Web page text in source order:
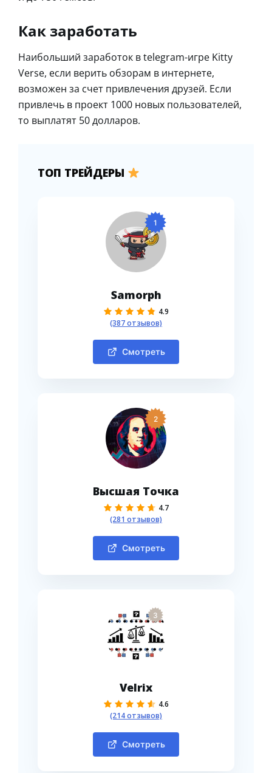
Как заработать
Наибольший заработок в telegram-игре Kitty
Verse, если верить обзорам в интернете,
возможен за счет привлечения друзей. Если
привлечь в проект 1000 новых пользователей,
то выплатят 50 долларов.
ТОП ТРЕЙДЕРЫ
1
Samorph
4.9
(387 отзывов)
Смотреть
2
Высшая Точка
4.7
(281 отзывов)
Смотреть
3
Velrix
4.6
(214 отзывов)
Смотреть